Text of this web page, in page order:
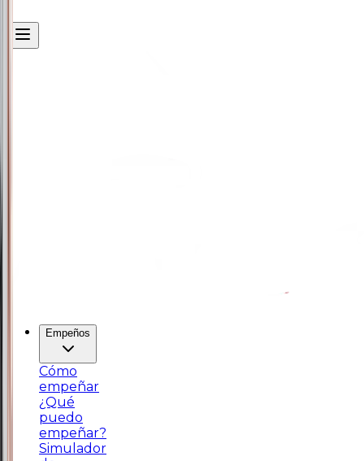
Empeños
Cómo
empeñar
¿Qué
puedo
empeñar?
Simulador